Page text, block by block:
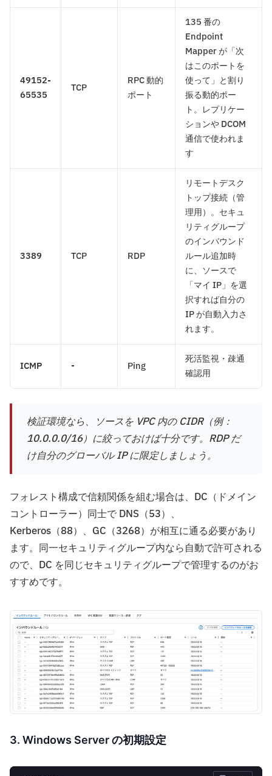
49152-
65535
TCP
RPC 動的
ポート
135 番の
Endpoint
Mapper が「次
はこのポートを
使って」と割り
振る動的ポー
ト。レプリケー
ションや DCOM
通信で使われま
す
3389 TCP RDP
リモートデスク
トップ接続（管
理用）。セキュ
リティグループ
のインバウンド
ルール追加時
に、ソースで
「マイ IP」を選
択すれば自分の
IP が自動入力さ
れます。
ICMP - Ping
死活監視・疎通
確認用
検証環境なら、ソースを VPC 内の CIDR（例：
10.0.0.0/16）に絞っておけば十分です。RDP だ
け自分のグローバル IP に限定しましょう。
フォレスト構成で信頼関係を組む場合は、DC（ドメイン
コントローラー）同士で DNS（53）、
Kerberos（88）、GC（3268）が相互に通る必要があり
ます。同一セキュリティグループ内なら自動で許可される
ので、DC を同じセキュリティグループで管理するのがお
すすめです。
3. Windows Server の初期設定